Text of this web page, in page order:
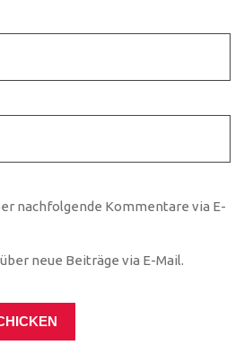
nachfolgende Kommentare via E-
neue Beiträge via E-Mail.